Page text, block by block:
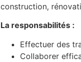
construction,
La responsabilités :
Effectuer des
Collaborer